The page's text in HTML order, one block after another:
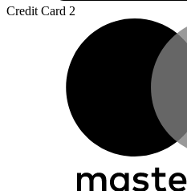
Credit Card 2